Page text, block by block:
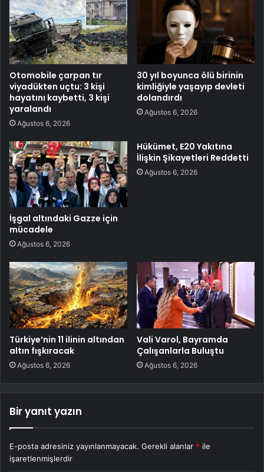
Otomobile çarpan tır
viyadükten uçtu: 3 kişi
hayatını kaybetti, 3 kişi
yaralandı
Ağustos 6, 2026
30 yıl boyunca ölü birinin
kimliğiyle yaşayıp devleti
dolandırdı
Ağustos 6, 2026
İşgal altındaki Gazze için
mücadele
Ağustos 6, 2026
Hükümet, E20 Yakıtına
İlişkin Şikayetleri Reddetti
Ağustos 6, 2026
Türkiye’nin 11 ilinin altından
altın fışkıracak
Ağustos 6, 2026
Vali Varol, Bayramda
Çalışanlarla Buluştu
Ağustos 6, 2026
Bir yanıt yazın
E-posta adresiniz yayınlanmayacak. Gerekli alanlar * ile
işaretlenmişlerdir